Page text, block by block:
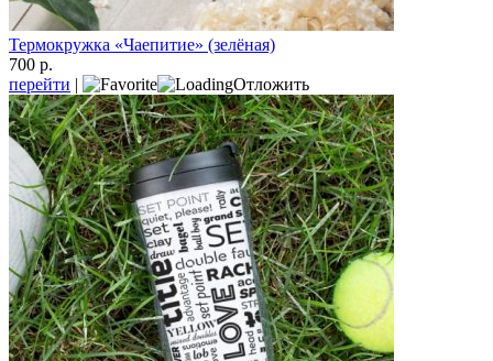
Термокружка «Чаепитие» (зелёная)
700 р.
перейти | Отложить